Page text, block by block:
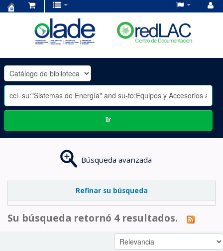
OLADE
-
Ir
Búsqueda avanzada
Refinar su búsqueda
Su búsqueda retornó 4 resultados.